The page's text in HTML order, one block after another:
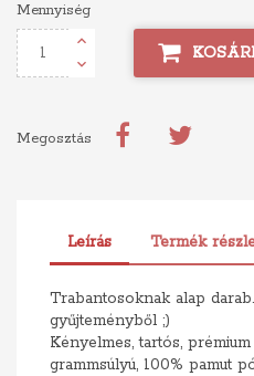
Mennyiség
Megosztás
Leírás Termék
Trabantosoknak alap
gyűjteményből ;)
Kényelmes, tartós,
grammsúlyú, 100% pamut